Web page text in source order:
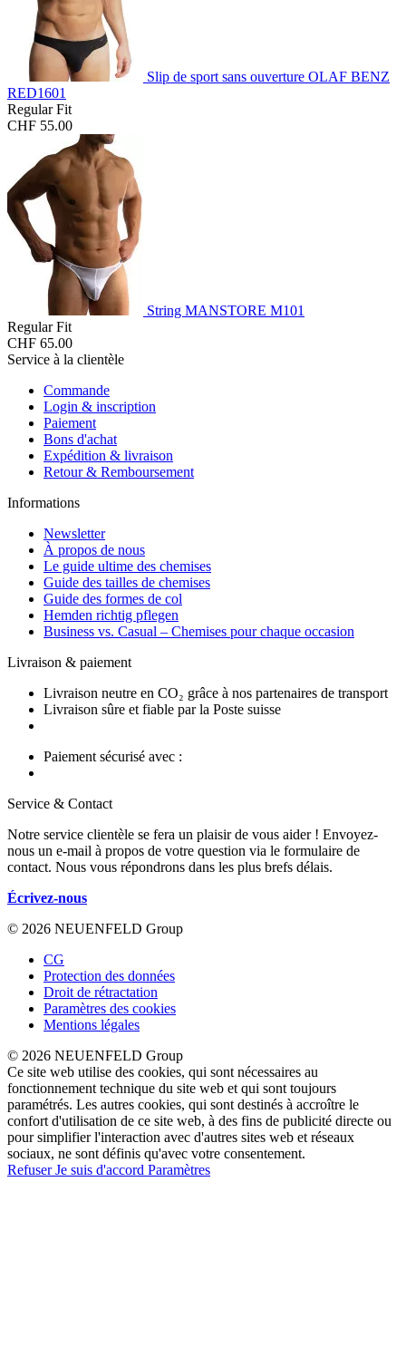
Slip de sport sans ouverture OLAF BENZ
RED1601
Regular Fit
CHF 55.00
String MANSTORE M101
Regular Fit
CHF 65.00
Service à la clientèle
Commande
Login & inscription
Paiement
Bons d'achat
Expédition & livraison
Retour & Remboursement
Informations
Newsletter
À propos de nous
Le guide ultime des chemises
Guide des tailles de chemises
Guide des formes de col
Hemden richtig pflegen
Business vs. Casual – Chemises pour chaque occasion
Livraison & paiement
Livraison neutre en CO₂ grâce à nos partenaires de transport
Livraison sûre et fiable par la Poste suisse
Paiement sécurisé avec :
Service & Contact
Notre service clientèle se fera un plaisir de vous aider ! Envoyez-
nous un e-mail à propos de votre question via le formulaire de
contact. Nous vous répondrons dans les plus brefs délais.
Écrivez-nous
© 2026 NEUENFELD Group
CG
Protection des données
Droit de rétractation
Paramètres des cookies
Mentions légales
© 2026 NEUENFELD Group
Ce site web utilise des cookies, qui sont nécessaires au
fonctionnement technique du site web et qui sont toujours
paramétrés. Les autres cookies, qui sont destinés à accroître le
confort d'utilisation de ce site web, à des fins de publicité directe ou
pour simplifier l'interaction avec d'autres sites web et réseaux
sociaux, ne sont définis qu'avec votre consentement.
RefuserJe suis d'accord Paramètres